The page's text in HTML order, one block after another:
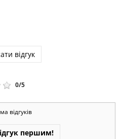
відгук
0/5
відгуків
першим!